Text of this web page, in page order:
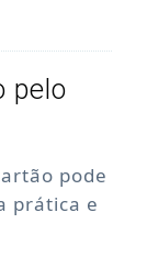
pelo
pode
prática e